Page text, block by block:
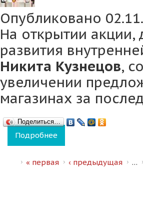
Опубликовано
На открытии акции,
развития
Никита Кузнецов,
увеличении
магазинах за
Поделиться…
Подробнее
Страницы
« первая ‹ предыдущая …